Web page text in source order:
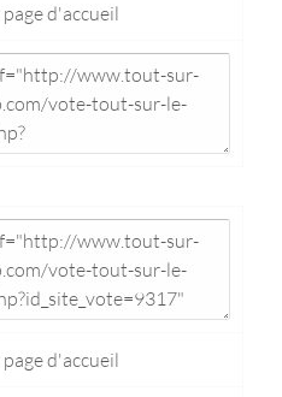
page d'accueil
page d'accueil